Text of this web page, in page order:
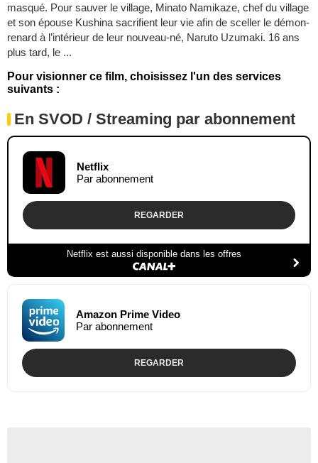
masqué. Pour sauver le village, Minato Namikaze, chef du village
et son épouse Kushina sacrifient leur vie afin de sceller le démon-
renard à l’intérieur de leur nouveau-né, Naruto Uzumaki. 16 ans
plus tard, le ...
Pour visionner ce film, choisissez l'un des services
suivants :
En SVOD / Streaming par abonnement
Netflix
Par abonnement
REGARDER
Netflix est aussi disponible dans les offres
Amazon Prime Video
Par abonnement
REGARDER